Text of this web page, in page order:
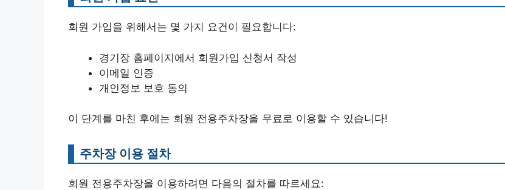
회원 가입을 위해서는 몇 가지 요건이 필요합니다:
경기장 홈페이지에서 회원가입 신청서 작성
이메일 인증
개인정보 보호 동의
이 단계를 마친 후에는 회원 전용주차장을 무료로 이용할 수 있습니다!
주차장 이용 절차
회원 전용주차장을 이용하려면 다음의 절차를 따르세요: